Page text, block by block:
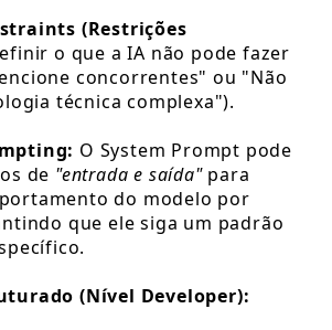
(Restrições
o que a IA não pode fazer
concorrentes" ou "Não
técnica complexa").
O System Prompt pode
de "entrada e saída"para
do modelo por
que ele siga um padrão
(Nível Developer):